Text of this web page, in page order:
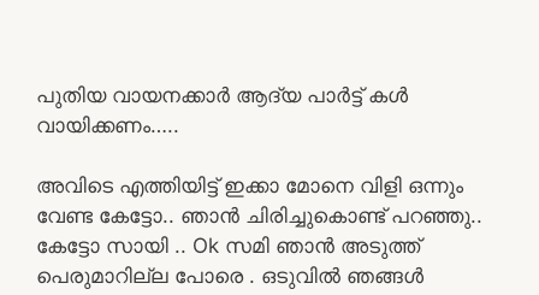
പുതിയ വായനക്കാർ ആദ്യ പാർട്ട്‌ കൾ
വായിക്കണം…..
അവിടെ എത്തിയിട്ട് ഇക്കാ മോനെ വിളി ഒന്നും
വേണ്ട കേട്ടോ.. ഞാൻ ചിരിച്ചുകൊണ്ട് പറഞ്ഞു..
കേട്ടോ സായി .. Ok സമി ഞാൻ അടുത്ത്
പെരുമാറില്ല പോരെ . ഒടുവിൽ ഞങ്ങൾ